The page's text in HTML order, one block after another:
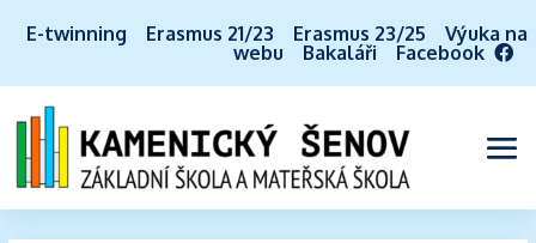
E-twinning Erasmus 21/23 Erasmus 23/25
Výuka na
webu
Bakaláři Facebook